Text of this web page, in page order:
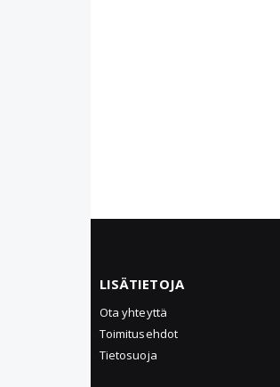
LISÄTIETOJA
Ota yhteyttä
Toimitusehdot
Tietosuoja